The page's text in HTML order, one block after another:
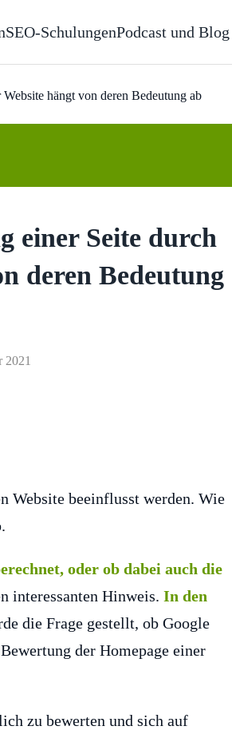
SEO-SchulungenPodcast und Blog
hängt von deren Bedeutung ab
einer Seite durch
deren Bedeutung
2021
Website beeinflusst werden. Wie
oder ob dabei auch die
interessanten Hinweis. In den
die Frage gestellt, ob Google
der Homepage einer
zu bewerten und sich auf